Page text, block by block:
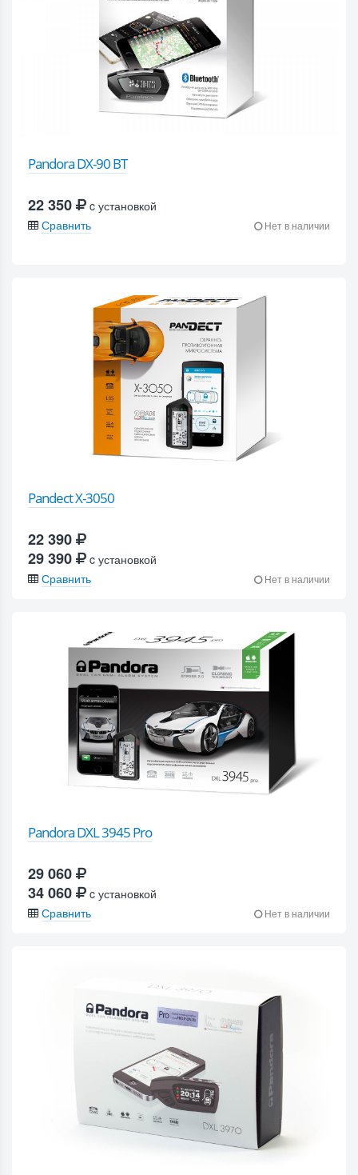
Pandora DX-90 BT
22 350
c установкой
Сравнить
Нет в наличии
Pandect X-3050
22 390
29 390
c установкой
Сравнить
Нет в наличии
Pandora DXL 3945 Pro
29 060
34 060
c установкой
Сравнить
Нет в наличии